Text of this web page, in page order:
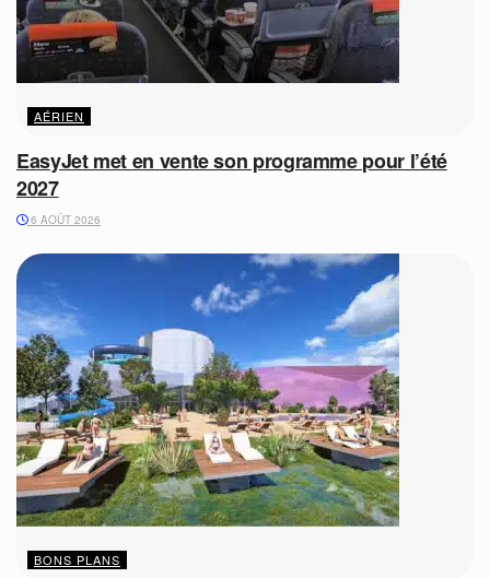
AÉRIEN
EasyJet met en vente son programme pour l’été
2027
6 AOÛT 2026
BONS PLANS